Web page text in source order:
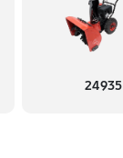
24935